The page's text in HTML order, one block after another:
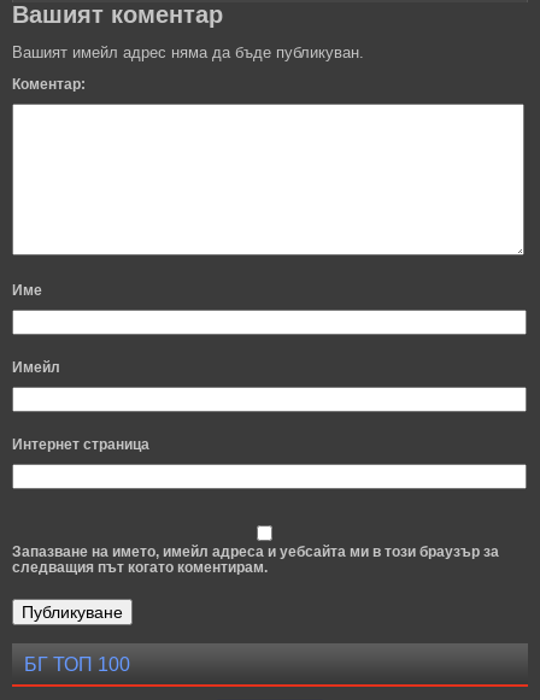
Вашият коментар
Вашият имейл адрес няма да бъде публикуван.
Коментар:
Име
Имейл
Интернет страница
Запазване на името, имейл адреса и уебсайта ми в този браузър за
следващия път когато коментирам.
БГ ТОП 100